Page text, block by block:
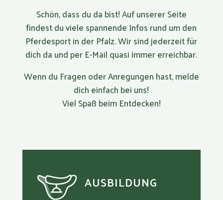
Schön, dass du da bist! Auf unserer Seite
findest du viele spannende Infos rund um den
Pferdesport in der Pfalz. Wir sind jederzeit für
dich da und per E-Mail quasi immer erreichbar.
Wenn du Fragen oder Anregungen hast, melde
dich einfach bei uns!
Viel Spaß beim Entdecken!
AUSBILDUNG